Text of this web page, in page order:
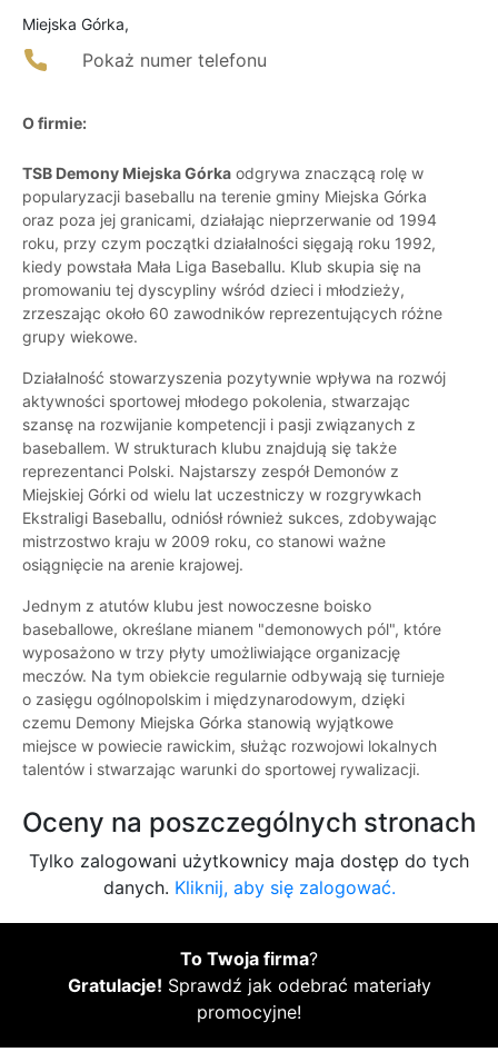
Miejska Górka,
Pokaż numer telefonu
O firmie:
TSB Demony Miejska Górka odgrywa znaczącą rolę w
popularyzacji baseballu na terenie gminy Miejska Górka
oraz poza jej granicami, działając nieprzerwanie od 1994
roku, przy czym początki działalności sięgają roku 1992,
kiedy powstała Mała Liga Baseballu. Klub skupia się na
promowaniu tej dyscypliny wśród dzieci i młodzieży,
zrzeszając około 60 zawodników reprezentujących różne
grupy wiekowe.
Działalność stowarzyszenia pozytywnie wpływa na rozwój
aktywności sportowej młodego pokolenia, stwarzając
szansę na rozwijanie kompetencji i pasji związanych z
baseballem. W strukturach klubu znajdują się także
reprezentanci Polski. Najstarszy zespół Demonów z
Miejskiej Górki od wielu lat uczestniczy w rozgrywkach
Ekstraligi Baseballu, odniósł również sukces, zdobywając
mistrzostwo kraju w 2009 roku, co stanowi ważne
osiągnięcie na arenie krajowej.
Jednym z atutów klubu jest nowoczesne boisko
baseballowe, określane mianem "demonowych pól", które
wyposażono w trzy płyty umożliwiające organizację
meczów. Na tym obiekcie regularnie odbywają się turnieje
o zasięgu ogólnopolskim i międzynarodowym, dzięki
czemu Demony Miejska Górka stanowią wyjątkowe
miejsce w powiecie rawickim, służąc rozwojowi lokalnych
talentów i stwarzając warunki do sportowej rywalizacji.
Oceny na poszczególnych stronach
Tylko zalogowani użytkownicy maja dostęp do tych
danych. Kliknij, aby się zalogować.
To Twoja firma?
Gratulacje! Sprawdź jak odebrać materiały
promocyjne!